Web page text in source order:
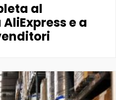
al
e a